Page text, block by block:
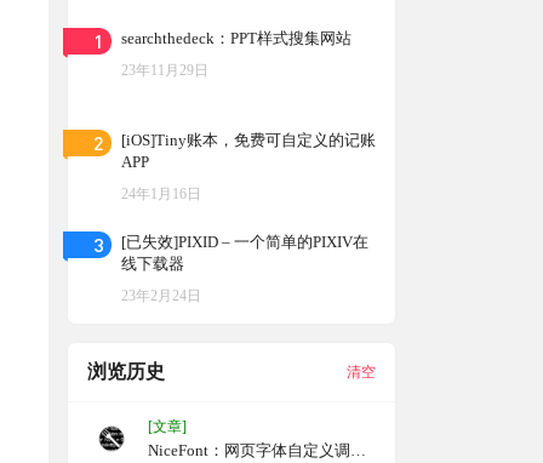
1 searchthedeck：PPT样式搜集网站
23年11月29日
2
[iOS]Tiny账本，免费可自定义的记账
APP
24年1月16日
3
[已失效]PIXID – 一个简单的PIXIV在
线下载器
23年2月24日
浏览历史 清空
[文章]
NiceFont：网页字体自定义调整